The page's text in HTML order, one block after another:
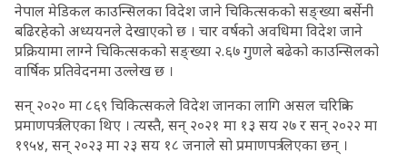
नेपाल मेडिकल काउन्सिलका विदेश जाने चिकित्सकको सङ्ख्या बर्सेनी
बढिरहेको अध्ययनले देखाएको छ । चार वर्षको अवधिमा विदेश जाने
प्रक्रियामा लाग्ने चिकित्सकको सङ्ख्या २.६७ गुणले बढेको काउन्सिलको
वार्षिक प्रतिवेदनमा उल्लेख छ ।
सन् २०२० मा ८६९ चिकित्सकले विदेश जानका लागि असल चरित्रिक
प्रमाणपत्र लिएका थिए । त्यस्तै, सन् २०२१ मा १३ सय २७ र सन् २०२२ मा
१९५४, सन् २०२३ मा २३ सय १८ जनाले सो प्रमाणपत्र लिएका छन् ।